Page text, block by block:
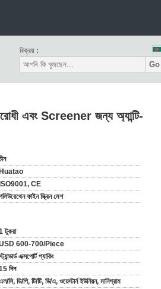
বিক্রয়：
Go
এবং Screener জন্য অ্যান্টি-
CE
ফাইন স্ক্রিন মেশ
টুকরা
600-700/Piece
এক্সপোর্ট প্যাকিং
দিন
সি, ডি/পি, টি/টি, ডি/এ, ওয়েস্টার্ন ইউনিয়ন, মানিগ্রাম